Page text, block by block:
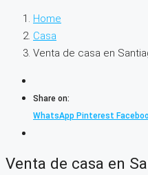
Home
Casa
Venta de casa en
Share on:
WhatsApp Pinterest
Venta de casa en